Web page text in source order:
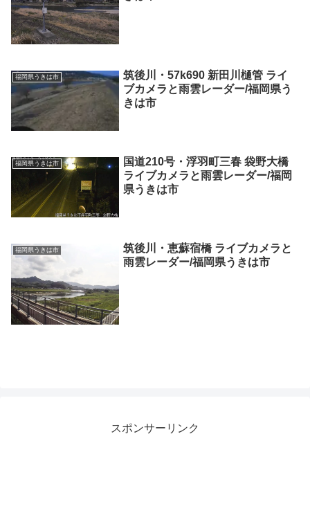
福岡県うきは市
筑後川・57k690 新田川樋管 ライ
ブカメラと雨雲レーダー/福岡県う
きは市
福岡県うきは市
国道210号・浮羽町三春 袋野大橋
ライブカメラと雨雲レーダー/福岡
県うきは市
福岡県うきは市
筑後川・恵蘇宿橋 ライブカメラと
雨雲レーダー/福岡県うきは市
スポンサーリンク